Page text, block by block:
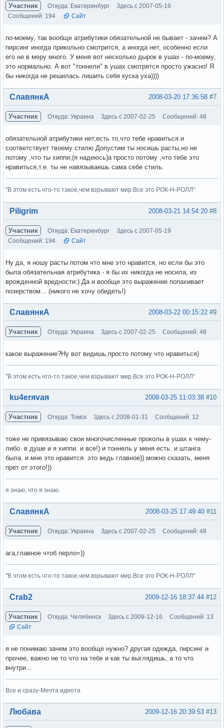
Участник Откуда: Екатеринбург
Здесь с 2007-05-19
Сообщений: 194
Сайт
по-моему, так вообще атрибутики обязательной не бывает - зачем? А
пирсинг иногда прикольно смотрится, а иногда нет, особенно если
его не в меру много. У меня вот несколько дырок в ушах - по-моему,
это нормально. А вот "тоннели" в ушах смотрятся просто ужасно! Я
бы никогда не решилась лишить себя куска уха))))
Вне форума #7
2008-03-20 17:36:58
СлавянкА
Участник Откуда: Украина Здесь с 2007-02-25 Сообщений: 48
обязательной атрибутики нет,есть то,что тебе нравиться и
соответствует твоему стилю.Допустим ты носишь расты,но не
потому ,что ты хиппи,(я надеюсь)а просто потому ,что тебе это
нравиться,т.е. ты не навязываешь сама себе стиль.
"В этом есть что-то такое,чем взрывают мир.Все это РОК-Н-РОЛЛ"
Вне форума #8
2008-03-21 14:54:20
Piligrim
Участник Откуда: Екатеринбург
Здесь с 2007-05-19
Сообщений: 194
Сайт
Ну да, я ношу расты потом что мне это нравится, но если бы это
была обязательная атрибутика - я бы их никогда не носила, из
врожденной вредности:) Да и вообще это выражение попахивает
позерством... (никого не хочу обидеть!)
Вне форума #9
2008-03-22 00:15:22
СлавянкА
Участник Откуда: Украина Здесь с 2007-02-25 Сообщений: 48
какое выражение?Ну вот видишь,просто потому что нравиться)
"В этом есть что-то такое,чем взрывают мир.Все это РОК-Н-РОЛЛ"
Вне форума #10
2008-03-25 11:03:38
ku4erяvaя
Участник Откуда: Томск Здесь с 2008-01-31 Сообщений: 12
тоже не привязываю свои многочисленные проколы в ушах к чему-
либо. в душе и я хиппи. и все!) и тоннель у меня есть. и штанга
была. и мне это нравится. это ведь главное)) можно сказать, меня
прет от этого!))
я знаю, что я знаю.
Вне форума #11
2008-03-25 17:49:40
СлавянкА
Участник Откуда: Украина Здесь с 2007-02-25 Сообщений: 48
ага,главное чтоб перло=))
"В этом есть что-то такое,чем взрывают мир.Все это РОК-Н-РОЛЛ"
Вне форума #12
2009-12-16 18:37:44
Crab2
Участник Откуда: Челябинск Здесь с 2009-12-16
Сообщений: 13
Сайт
я не понимаю зачем это вообще нужно? другая одежда, пирсинг и
прочее, важно не то что на тебе и как ты выглядишь, а то что
внутри...
Все и сразу-Мечта идиота
Вне форума #13
2009-12-16 20:39:53
Любава